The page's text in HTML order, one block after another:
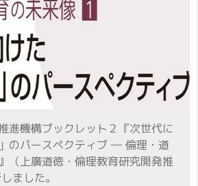
進機構ブックレット２『次世代に
のパースペクティブ ― 倫理・道
（上廣道徳・倫理教育研究開発推
ました。